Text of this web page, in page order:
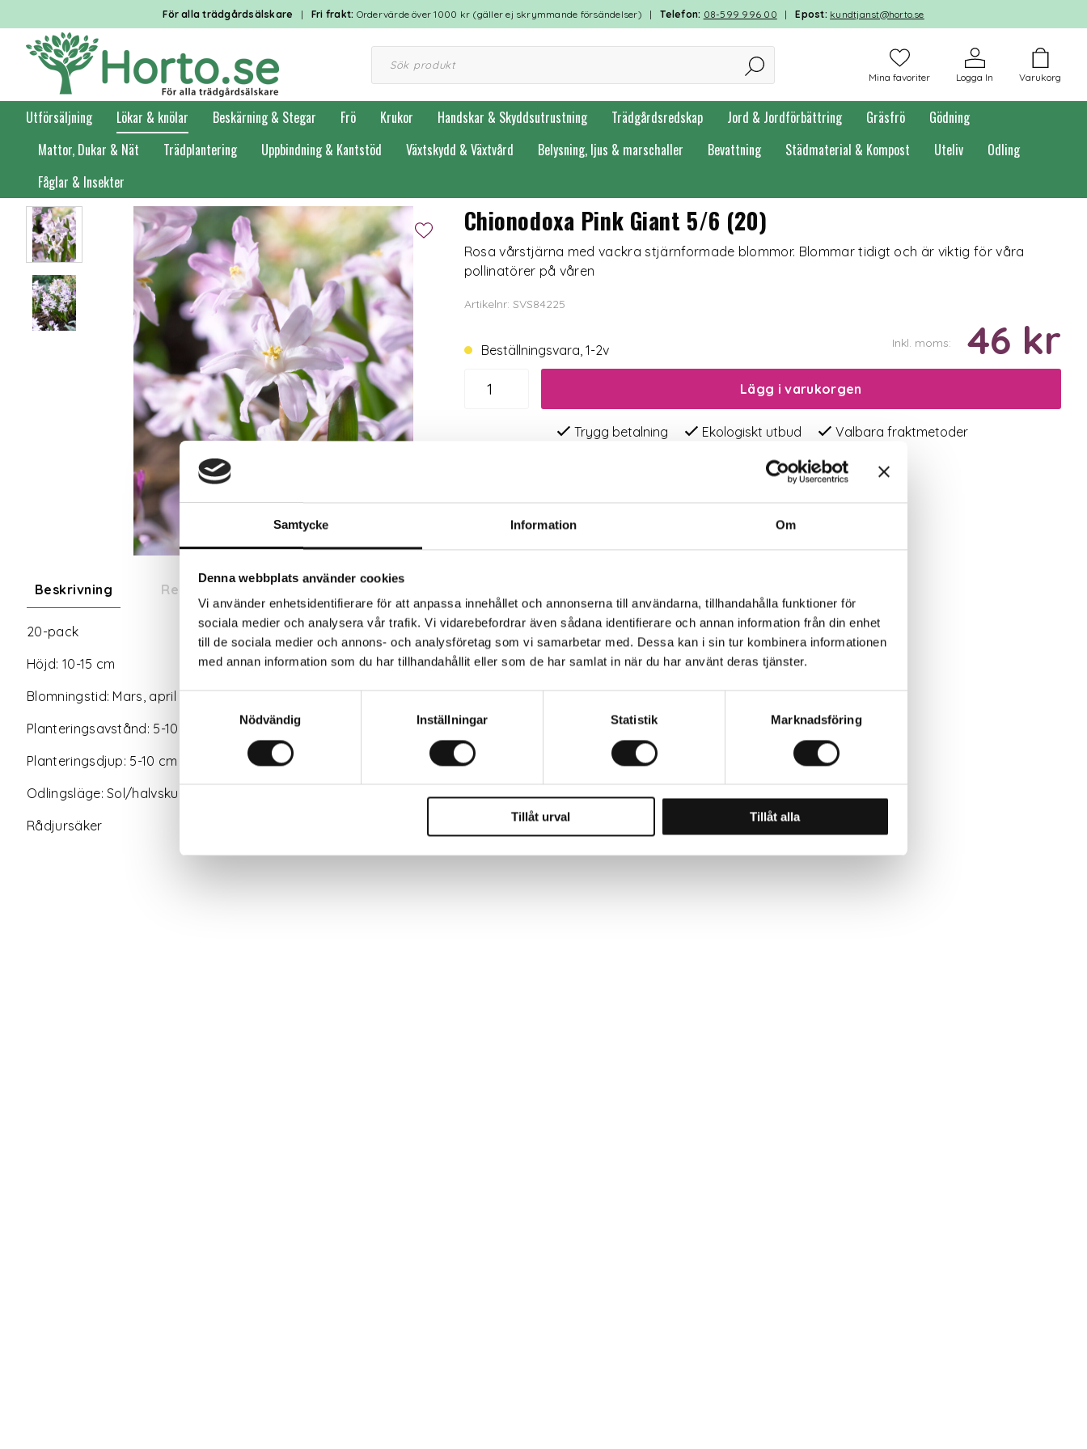
Samtycke Information Om
Denna webbplats använder cookies
Vi använder enhetsidentifierare för att anpassa innehållet och annonserna till användarna, tillhandahålla funktioner för
sociala medier och analysera vår trafik. Vi vidarebefordrar även sådana identifierare och annan information från din enhet
till de sociala medier och annons- och analysföretag som vi samarbetar med. Dessa kan i sin tur kombinera informationen
med annan information som du har tillhandahållit eller som de har samlat in när du har använt deras tjänster.
Nödvändig
Inställningar Statistik Marknadsföring
Tillåt urval Tillåt alla
För alla trädgårdsälskare | Fri frakt: Ordervärde över 1000 kr (gäller ej skrymmande försändelser) |Telefon: 08-599 996 00 |Epost: kundtjanst@horto.se
Varukorg
Logga In
Mina favoriter
Utförsäljning Lökar & knölar Beskärning & Stegar Frö Krukor Handskar & Skyddsutrustning Trädgårdsredskap Jord & Jordförbättring Gräsfrö
Gödning
Mattor, Dukar & Nät
Trädplantering Uppbindning & Kantstöd Växtskydd & Växtvård Belysning, ljus & marschaller Bevattning Städmaterial & Kompost Uteliv
Odling
Fåglar & Insekter
Förstasidan Lökar & knölar
Chionodoxa Pink Giant 5/6 (20)
Rosa vårstjärna med vackra stjärnformade blommor. Blommar tidigt och är viktig för våra
pollinatörer på våren
Artikelnr: SVS84225
Beställningsvara, 1-2v Inkl. moms: 46 kr
Lägg i varukorgen
Trygg betalning Ekologiskt utbud Valbara fraktmetoder
Beskrivning Recensioner
20-pack
Höjd: 10-15 cm
Blomningstid: Mars, april
Planteringsavstånd: 5-10 cm
Planteringsdjup: 5-10 cm
Odlingsläge: Sol/halvskugga
Rådjursäker